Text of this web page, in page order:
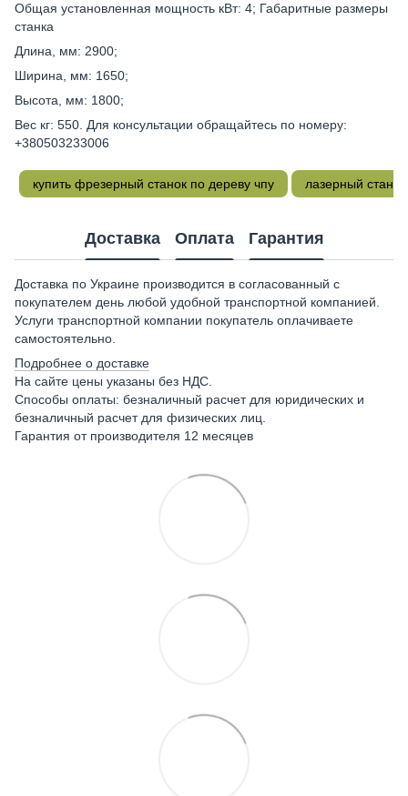
Общая установленная мощность кВт: 4; Габаритные размеры
станка
Длина, мм: 2900;
Ширина, мм: 1650;
Высота, мм: 1800;
Вес кг: 550. Для консультации обращайтесь по номеру:
+380503233006
купить фрезерный станок по дереву чпу лазерный
Доставка Оплата Гарантия
Доставка по Украине производится в согласованный с
покупателем день любой удобной транспортной компанией.
Услуги транспортной компании покупатель оплачиваете
самостоятельно.
Подробнее о доставке
На сайте цены указаны без НДС.
Способы оплаты: безналичный расчет для юридических и
безналичный расчет для физических лиц.
Гарантия от производителя 12 месяцев